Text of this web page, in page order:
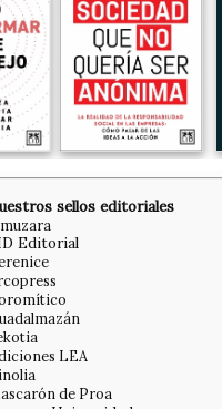
sellos editoriales
Editorial
LEA
de Proa